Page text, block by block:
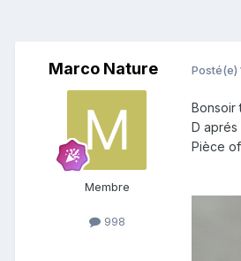
Marco Nature
Membre
998
Posté(e)
Bonsoir
D
Pièce